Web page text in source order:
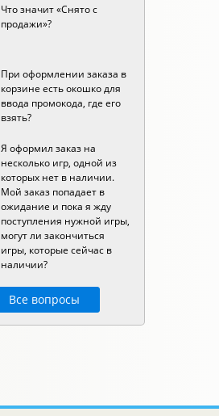
Что значит «Снято с
продажи»?
При оформлении заказа в
корзине есть окошко для
ввода промокода, где его
взять?
Я оформил заказ на
несколько игр, одной из
которых нет в наличии.
Мой заказ попадает в
ожидание и пока я жду
поступления нужной игры,
могут ли закончиться
игры, которые сейчас в
наличии?
Все вопросы